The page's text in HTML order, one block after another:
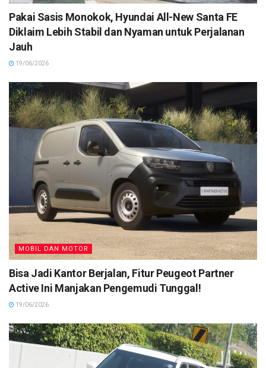
Pakai Sasis Monokok, Hyundai All-New Santa FE
Diklaim Lebih Stabil dan Nyaman untuk Perjalanan
Jauh
19/06/2026
MOBIL DAN MOTOR
Bisa Jadi Kantor Berjalan, Fitur Peugeot Partner
Active Ini Manjakan Pengemudi Tunggal!
19/06/2026